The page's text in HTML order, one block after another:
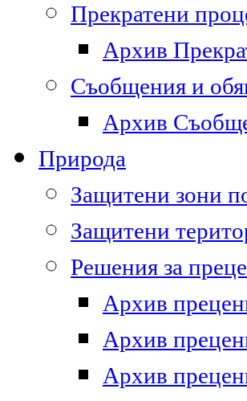
Прекратени
Архив
Съобщения и
Архив
Природа
Защитени зони
Защитени
Решения за
Архив
Архив
Архив